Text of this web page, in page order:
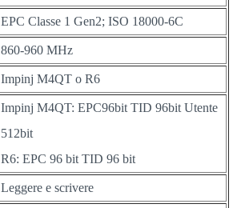
EPC Classe 1 Gen2; ISO 18000-6C
860-960 MHz
Impinj M4QT o R6
Impinj M4QT: EPC96bit TID 96bit Utente
512bit
R6: EPC 96 bit TID 96 bit
Leggere e scrivere